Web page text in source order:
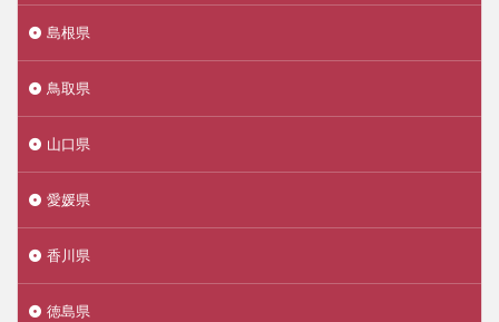
島根県
鳥取県
山口県
愛媛県
香川県
徳島県